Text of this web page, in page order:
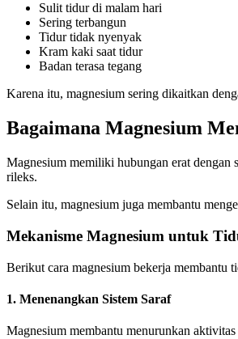
Sulit tidur di malam hari
Sering terbangun
Tidur tidak nyenyak
Kram kaki saat tidur
Badan terasa tegang
Karena itu, magnesium sering dikaitkan
Bagaimana Magnesium
Magnesium memiliki hubungan erat
rileks.
Selain itu, magnesium juga membantu
Mekanisme Magnesium untuk
Berikut cara magnesium bekerja membantu
1. Menenangkan Sistem Saraf
Magnesium membantu menurunkan